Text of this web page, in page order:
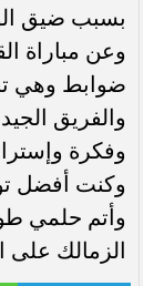
بسبب ضيق
وعن مباراة
ضوابط وهي
والفريق
وفكرة
وكنت أفضل
وأتم حلمي
الزمالك على